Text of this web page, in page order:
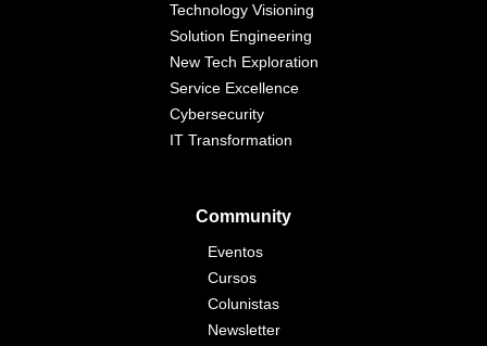
Technology Visioning
Solution Engineering
New Tech Exploration
Service Excellence
Cybersecurity
IT Transformation
Community
Eventos
Cursos
Colunistas
Newsletter